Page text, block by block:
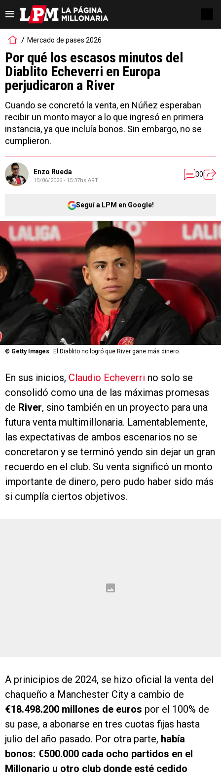
Mercado de pases 2026
Por qué los escasos minutos del
Diablito Echeverri en Europa
perjudicaron a River
Cuando se concretó la venta, en Núñez esperaban
recibir un monto mayor a lo que ingresó en primera
instancia, ya que incluía bonos. Sin embargo, no se
cumplieron.
Enzo Rueda
15/06/2026 - 15:37hs ART
30
Seguí a LPM en Google!
© Getty Images El Diablito no logró que River gane más dinero.
En sus inicios, Claudio Echeverri no solo se
consolidó como una de las máximas promesas
de River, sino también en un proyecto para una
futura venta multimillonaria. Lamentablemente,
las expectativas de ambos escenarios no se
concretaron y se terminó yendo sin dejar un gran
recuerdo en el club. Su venta significó un monto
importante de dinero, pero pudo haber sido más
si cumplía ciertos objetivos.
A prinicipios de 2024, se hizo oficial la venta del
chaqueño a Manchester City a cambio de
€18.498.200 millones de euros por el 100% de
su pase, a abonarse en tres cuotas fijas hasta
julio del año pasado. Por otra parte, había
bonos: €500.000 cada ocho partidos en el
Millonario u otro club donde esté cedido